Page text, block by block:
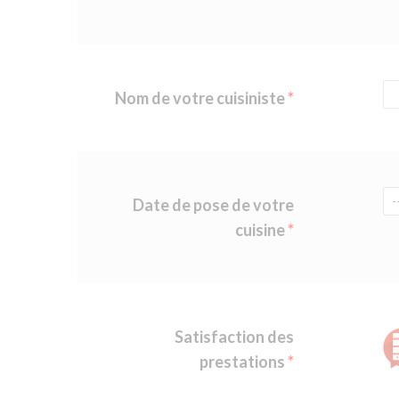
Nom de votre cuisiniste
Date de pose de votre
cuisine
Satisfaction des
prestations